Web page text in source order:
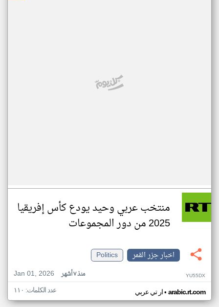
منتخب عربي وحيد يودع كأس إفريقيا
2025 من دور المجموعات
اخبار جزر القمر
Politics
Jan 01, 2026
منذ ٧ أشهر YU55DX
ار تي عربي• arabic.rt.com عدد الكلمات: ١١٠